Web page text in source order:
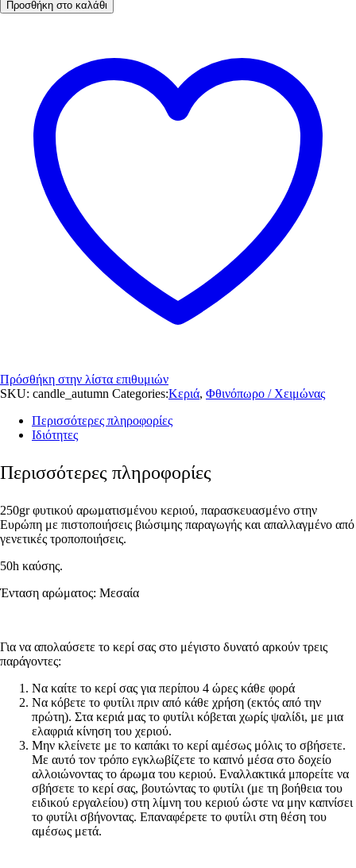
Προσθήκη στο καλάθι
Πρόσθήκη στην λίστα επιθυμιών
SKU: candle_autumn Categories:Κεριά, Φθινόπωρο / Χειμώνας
Περισσότερες πληροφορίες
Ιδιότητες
Περισσότερες πληροφορίες
250gr φυτικού αρωματισμένου κεριού, παρασκευασμένο στην
Ευρώπη με πιστοποιήσεις βιώσιμης παραγωγής και απαλλαγμένο από
γενετικές τροποποιήσεις.
50h καύσης.
Ένταση αρώματος: Μεσαία
Για να απολαύσετε το κερί σας στο μέγιστο δυνατό αρκούν τρεις
παράγοντες:
Να καίτε το κερί σας για περίπου 4 ώρες κάθε φορά
Να κόβετε το φυτίλι πριν από κάθε χρήση (εκτός από την
πρώτη). Στα κεριά μας το φυτίλι κόβεται χωρίς ψαλίδι, με μια
ελαφριά κίνηση του χεριού.
Μην κλείνετε με το καπάκι το κερί αμέσως μόλις το σβήσετε.
Με αυτό τον τρόπο εγκλωβίζετε το καπνό μέσα στο δοχείο
αλλοιώνοντας το άρωμα του κεριού. Εναλλακτικά μπορείτε να
σβήσετε το κερί σας, βουτώντας το φυτίλι (με τη βοήθεια του
ειδικού εργαλείου) στη λίμνη του κεριού ώστε να μην καπνίσει
το φυτίλι σβήνοντας. Επαναφέρετε το φυτίλι στη θέση του
αμέσως μετά.